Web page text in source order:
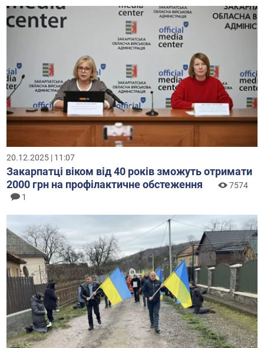
20.12.2025 | 11:07
Закарпатці віком від 40 років зможуть отримати
2000 грн на профілактичне обстеження
7574
1